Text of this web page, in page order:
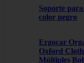
Soporte
color negro
Ergocar
Oxford
Múltiples